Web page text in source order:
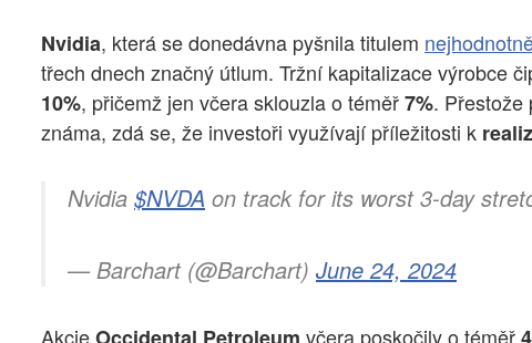
Nvidia, která se donedávna pyšnila titulem
třech dnech značný útlum. Tržní kapitalizace výrobce
10%, přičemž jen včera sklouzla o téměř7%. Přestože
známa, zdá se, že investoři využívají příležitosti k
Nvidia $NVDA on track for its worst 3-day
— Barchart (@Barchart) June 24, 2024
AkcieOccidental Petroleum včera poskočily o téměř